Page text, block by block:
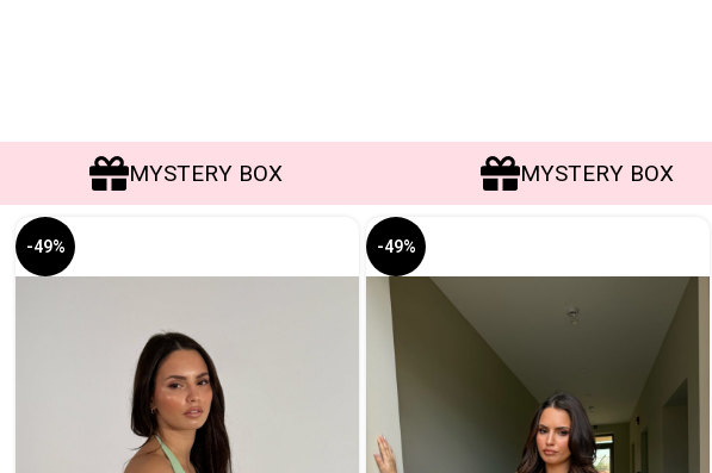
NEW COLLECTION
MYSTERY BOX MYSTERY BOX
-49% -49%